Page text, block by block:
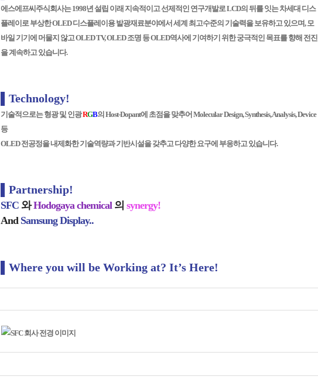
에스에프씨주식회사는 1998년 설립 이래 지속적이고 선제적인 연구개발로 LCD의 뒤를 잇는 차세대 디스
플레이로 부상한 OLED 디스플레이용 발광재료분야에서 세계 최고수준의 기술력을 보유하고 있으며, 모
바일 기기에 머물지 않고 OLED TV, OLED 조명 등 OLED역사에 기여하기 위한 궁극적인 목표를 향해 전진
을 계속하고 있습니다.
▌Technology!
기술적으로는 형광 및 인광RGB의 Host-Dopant에 초점을 맞추어 Molecular Design, Synthesis, Analysis, Device
등
OLED 전공정을 내제화한 기술역량과 기반시설을 갖추고 다양한 요구에 부응하고 있습니다.
▌Partnership!
SFC와Hodogaya chemical의 synergy!
And Samsung Display..
▌Where you will be Working at? It’s Here!